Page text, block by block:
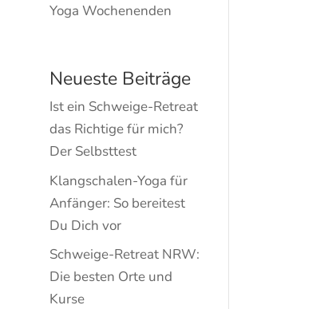
Yoga Wochenenden
Neueste Beiträge
Ist ein Schweige-Retreat
das Richtige für mich?
Der Selbsttest
Klangschalen-Yoga für
Anfänger: So bereitest
Du Dich vor
Schweige-Retreat NRW:
Die besten Orte und
Kurse